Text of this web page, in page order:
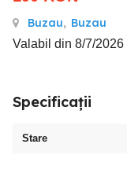
Buzau, Buzau
Valabil din 8/7/2026
Specificații
Stare